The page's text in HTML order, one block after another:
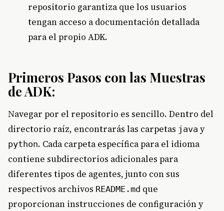
repositorio garantiza que los usuarios
tengan acceso a documentación detallada
para el propio ADK.
Primeros Pasos con las Muestras
de ADK:
Navegar por el repositorio es sencillo. Dentro del
directorio raíz, encontrarás las carpetas java y
python. Cada carpeta específica para el idioma
contiene subdirectorios adicionales para
diferentes tipos de agentes, junto con sus
respectivos archivos README.md que
proporcionan instrucciones de configuración y